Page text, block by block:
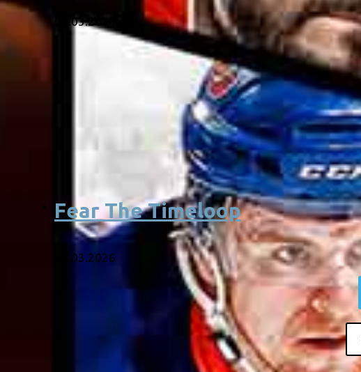
05.03.2018
Fear The Timeloop
09.03.2026